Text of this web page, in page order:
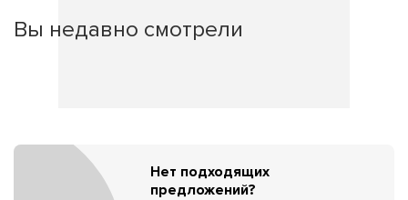
Вы недавно смотрели
Нет подходящих
предложений?